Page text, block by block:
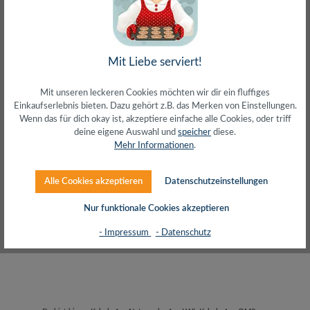
SALES
Produkte filtern
Mit Liebe serviert!
Mit unseren leckeren Cookies möchten wir dir ein fluffiges
Einkaufserlebnis bieten. Dazu gehört z.B. das Merken von Einstellungen.
Wenn das für dich okay ist, akzeptiere einfache alle Cookies, oder triff
deine eigene Auswahl und speicher diese.
Mehr Informationen.
Alle Cookies akzeptieren Datenschutzeinstellungen
Nur funktionale Cookies akzeptieren
- Impressum - Datenschutz